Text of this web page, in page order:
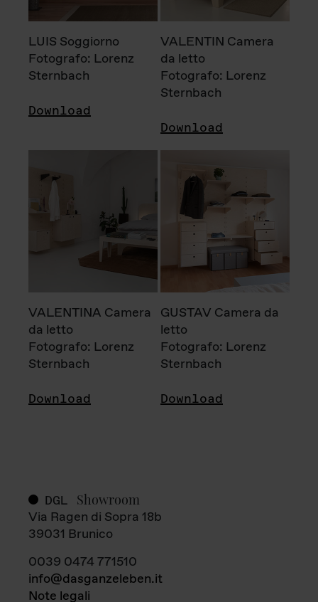
LUIS Soggiorno
Fotografo: Lorenz
Sternbach
Download
VALENTIN Camera
da letto
Fotografo: Lorenz
Sternbach
Download
VALENTINA Camera
da letto
Fotografo: Lorenz
Sternbach
Download
GUSTAV Camera da
letto
Fotografo: Lorenz
Sternbach
Download
DGL Showroom
Via Ragen di Sopra 18b
39031 Brunico
0039 0474 771510
info@dasganzeleben.it
Note legali